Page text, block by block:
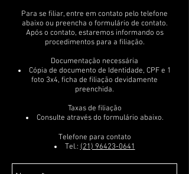
Para se filiar, entre em contato pelo telefone
abaixo ou preencha o formulário de contato.
Após o contato, estaremos informando os
procedimentos para a filiação.
Documentação necessária
Cópia de documento de Identidade, CPF e 1
foto 3x4, ficha de filiação devidamente
preenchida.
Taxas de filiação
Consulte através do formulário abaixo.
Telefone para contato
Tel.: (21) 96423-0641